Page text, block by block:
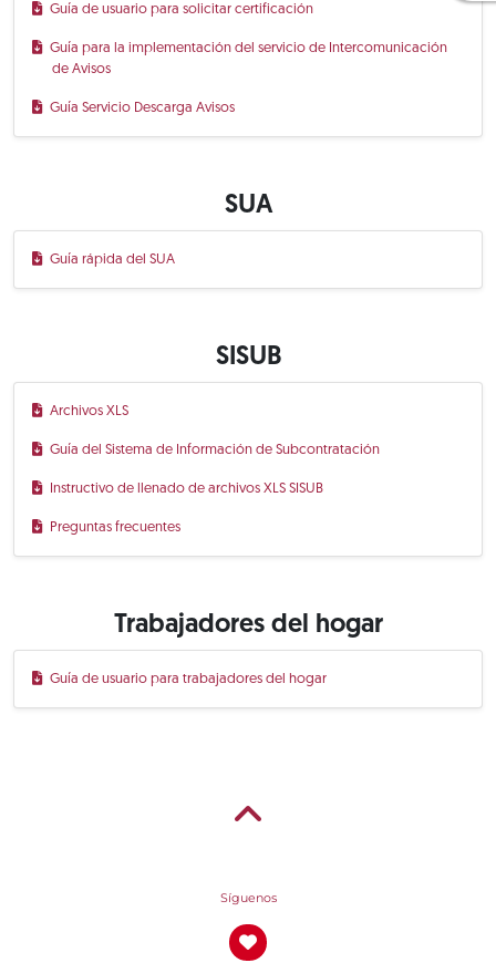
Guía de usuario para solicitar certificación
Guía para la implementación del servicio de Intercomunicación
de Avisos
Guía Servicio Descarga Avisos
SUA
Guía rápida del SUA
SISUB
Archivos XLS
Guía del Sistema de Información de Subcontratación
Instructivo de llenado de archivos XLS SISUB
Preguntas frecuentes
Trabajadores del hogar
Guía de usuario para trabajadores del hogar
Síguenos